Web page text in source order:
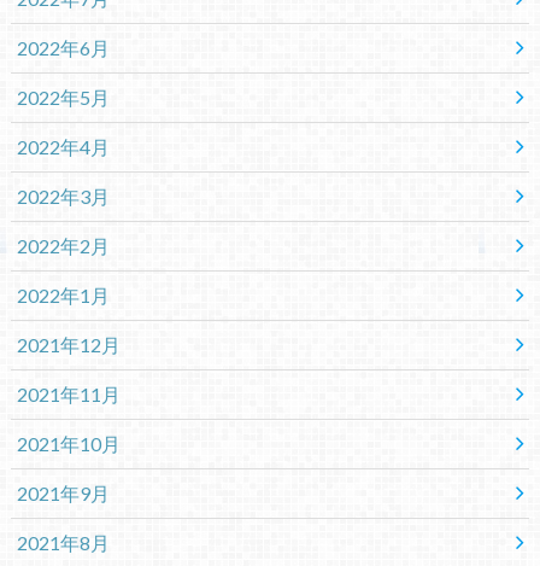
2022年6月
2022年5月
2022年4月
2022年3月
2022年2月
2022年1月
2021年12月
2021年11月
2021年10月
2021年9月
2021年8月